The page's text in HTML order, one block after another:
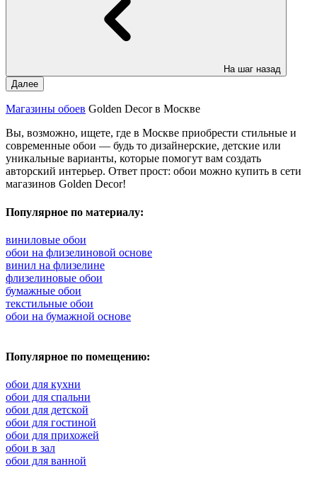
На шаг назад
Далее
Магазины обоев Golden Decor в Москве
Вы, возможно, ищете, где в Москве приобрести стильные и
современные обои — будь то дизайнерские, детские или
уникальные варианты, которые помогут вам создать
авторский интерьер. Ответ прост: обои можно купить в сети
магазинов Golden Decor!
Популярное по материалу:
виниловые обои
обои на флизелиновой основе
винил на флизелине
флизелиновые обои
бумажные обои
текстильные обои
обои на бумажной основе
Популярное по помещению:
обои для кухни
обои для спальни
обои для детской
обои для гостиной
обои для прихожей
обои в зал
обои для ванной